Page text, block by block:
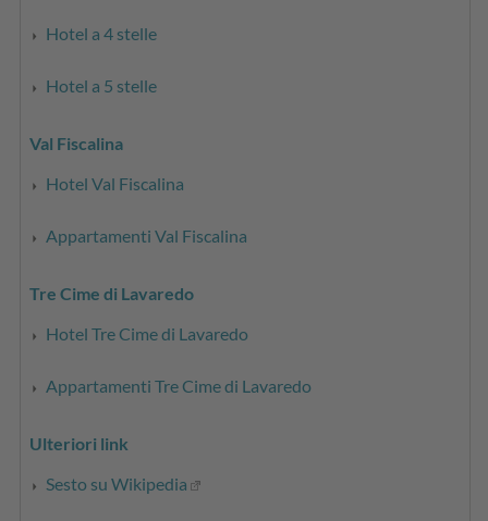
Hotel a 4 stelle
Hotel a 5 stelle
Val Fiscalina
Hotel Val Fiscalina
Appartamenti Val Fiscalina
Tre Cime di Lavaredo
Hotel Tre Cime di Lavaredo
Appartamenti Tre Cime di Lavaredo
Ulteriori link
Sesto su Wikipedia